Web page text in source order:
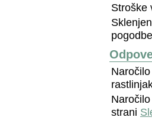
Stroške
strani